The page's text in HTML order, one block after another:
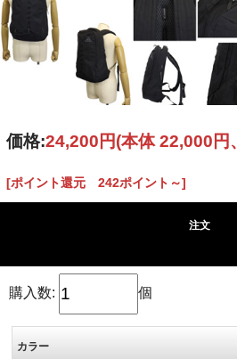
価格:24,200円(本体 22,000円
[ポイント還元 242ポイント～]
注文
購入数: 個
カラー